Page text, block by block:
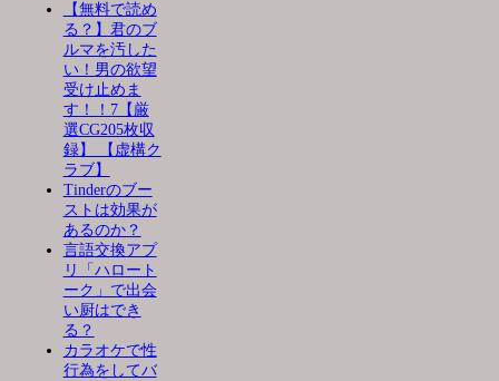
【無料で読め
る？】君のブ
ルマを汚した
い！男の欲望
受け止めま
す！！7【厳
選CG205枚収
録】 【虚構ク
ラブ】
Tinderのブー
ストは効果が
あるのか？
言語交換アプ
リ「ハロート
ーク」で出会
い厨はでき
る？
カラオケで性
行為をしてバ